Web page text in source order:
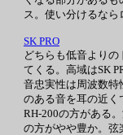
ス。使い分けるなら
SK PRO
どちらも低音より
てくる。高域はSK
音忠実性は周波数特
のある音を耳の近く
RH-200の方がある
の方がやや豊か。弦